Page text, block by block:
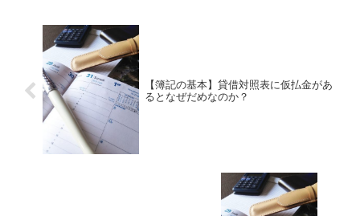
【簿記の基本】貸借対照表に仮払金があ
るとなぜだめなのか？